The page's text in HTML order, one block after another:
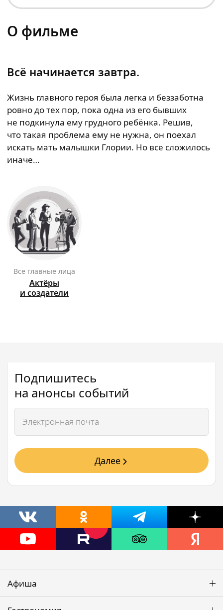
О фильме
Всё начинается завтра.
Жизнь главного героя была легка и беззаботна
ровно до тех пор, пока одна из его бывших
не подкинула ему грудного ребёнка. Решив,
что такая проблема ему не нужна, он поехал
искать мать малышки Глории. Но все сложилось
иначе…
Все главные лица
Актёры
и создатели
Подпишитесь
на анонсы событий
Далее
Афиша